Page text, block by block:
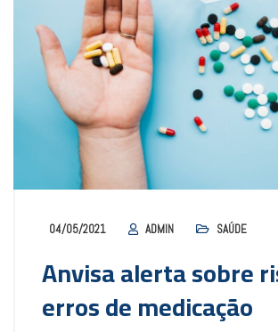
04/05/2021 ADMIN SAÚDE
Anvisa alerta sobre
erros de medicação